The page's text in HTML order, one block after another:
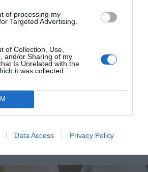
of processing my
Targeted Advertising.
of Collection, Use,
and/or Sharing of my
Is Unrelated with the
it was collected.
Data Access Privacy Policy
från
i Grythyttan. På denna sida
hemmakockar. Alla recept
skrivit och fotat så att du ska
bästa resultat hemma. Läs mer
liknande: